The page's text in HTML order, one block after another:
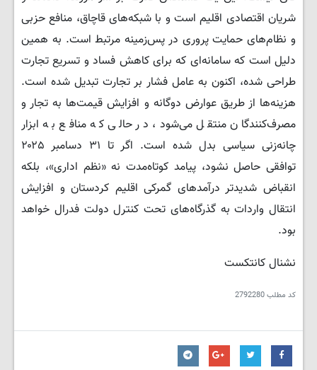
شریان اقتصادی اقلیم است و با شبکه‌های قاچاق، منافع حزبی
و نظام‌های حمایت پروری در پس‌زمینه مرتبط است. به همین
دلیل است که سامانه‌ای که برای کاهش فساد و تسریع تجارت
طراحی شده، اکنون به عامل فشار بر تجارت تبدیل شده است.
هزینه‌ها از طریق عوارض دوگانه و افزایش قیمت‌ها به تجار و
مصرف‌کنندگان منتقل می‌شود، در حالی که منافع به ابزار
چانه‌زنی سیاسی بدل شده است. اگر تا ۳۱ دسامبر ۲۰۲۵
توافقی حاصل نشود، پیامد کوتاه‌مدت نه «نظم اداری»، بلکه
انقباض شدیدتر درآمدهای گمرکی اقلیم کردستان و افزایش
انتقال واردات به گذرگاه‌های تحت کنترل دولت فدرال خواهد
بود.
نشنال کانتکست
کد مطلب2792280